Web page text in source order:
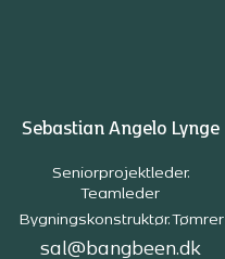
Sebastian Angelo Lynge
Seniorprojektleder.
Teamleder
Bygningskonstruktør. Tømrer
sal@bangbeen.dk